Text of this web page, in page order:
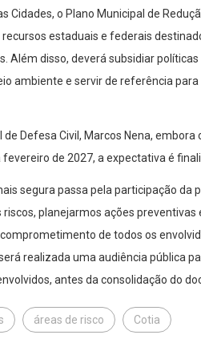
Cidades, o Plano Municipal de
estaduais e federais
Além disso, deverá subsidiar
ambiente e servir de referência
Defesa Civil, Marcos Nena,
de 2027, a expectativa é
segura passa pela participação da
planejarmos ações preventivas
de todos os
realizada uma audiência pública
antes da consolidação do
áreas de risco Cotia